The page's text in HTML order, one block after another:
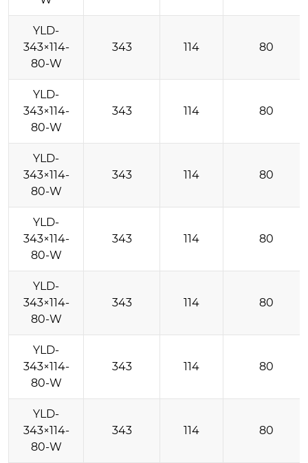
YLD-
343×114-
80-W
343 114 80
YLD-
343×114-
80-W
343 114 80
YLD-
343×114-
80-W
343 114 80
YLD-
343×114-
80-W
343 114 80
YLD-
343×114-
80-W
343 114 80
YLD-
343×114-
80-W
343 114 80
YLD-
343×114-
80-W
343 114 80